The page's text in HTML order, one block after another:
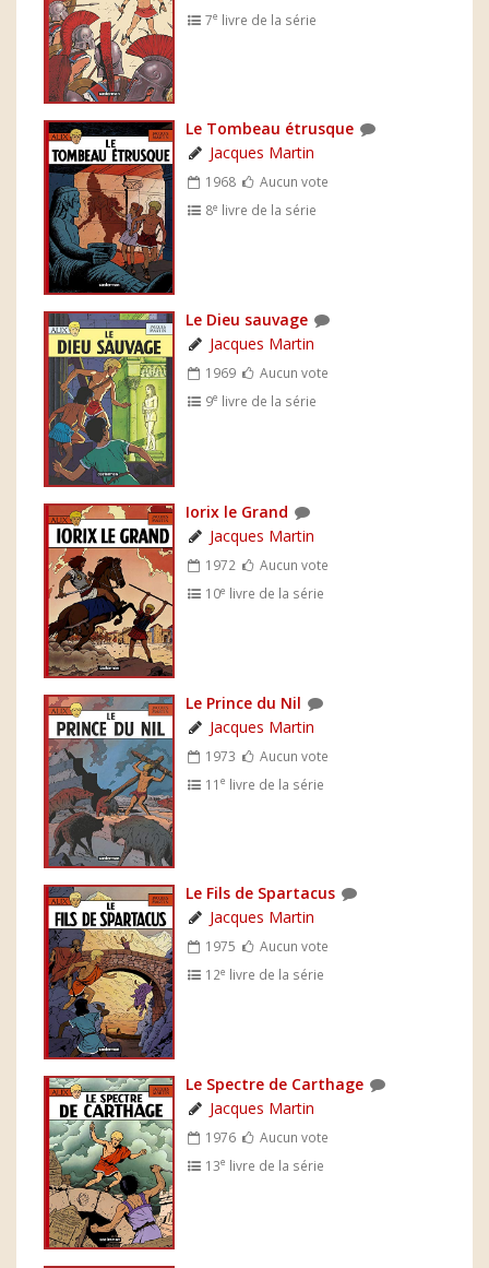
7e livre de la série
Le Tombeau étrusque
Jacques Martin
1968
Aucun vote
8e livre de la série
Le Dieu sauvage
Jacques Martin
1969
Aucun vote
9e livre de la série
Iorix le Grand
Jacques Martin
1972
Aucun vote
10e livre de la série
Le Prince du Nil
Jacques Martin
1973
Aucun vote
11e livre de la série
Le Fils de Spartacus
Jacques Martin
1975
Aucun vote
12e livre de la série
Le Spectre de Carthage
Jacques Martin
1976
Aucun vote
13e livre de la série